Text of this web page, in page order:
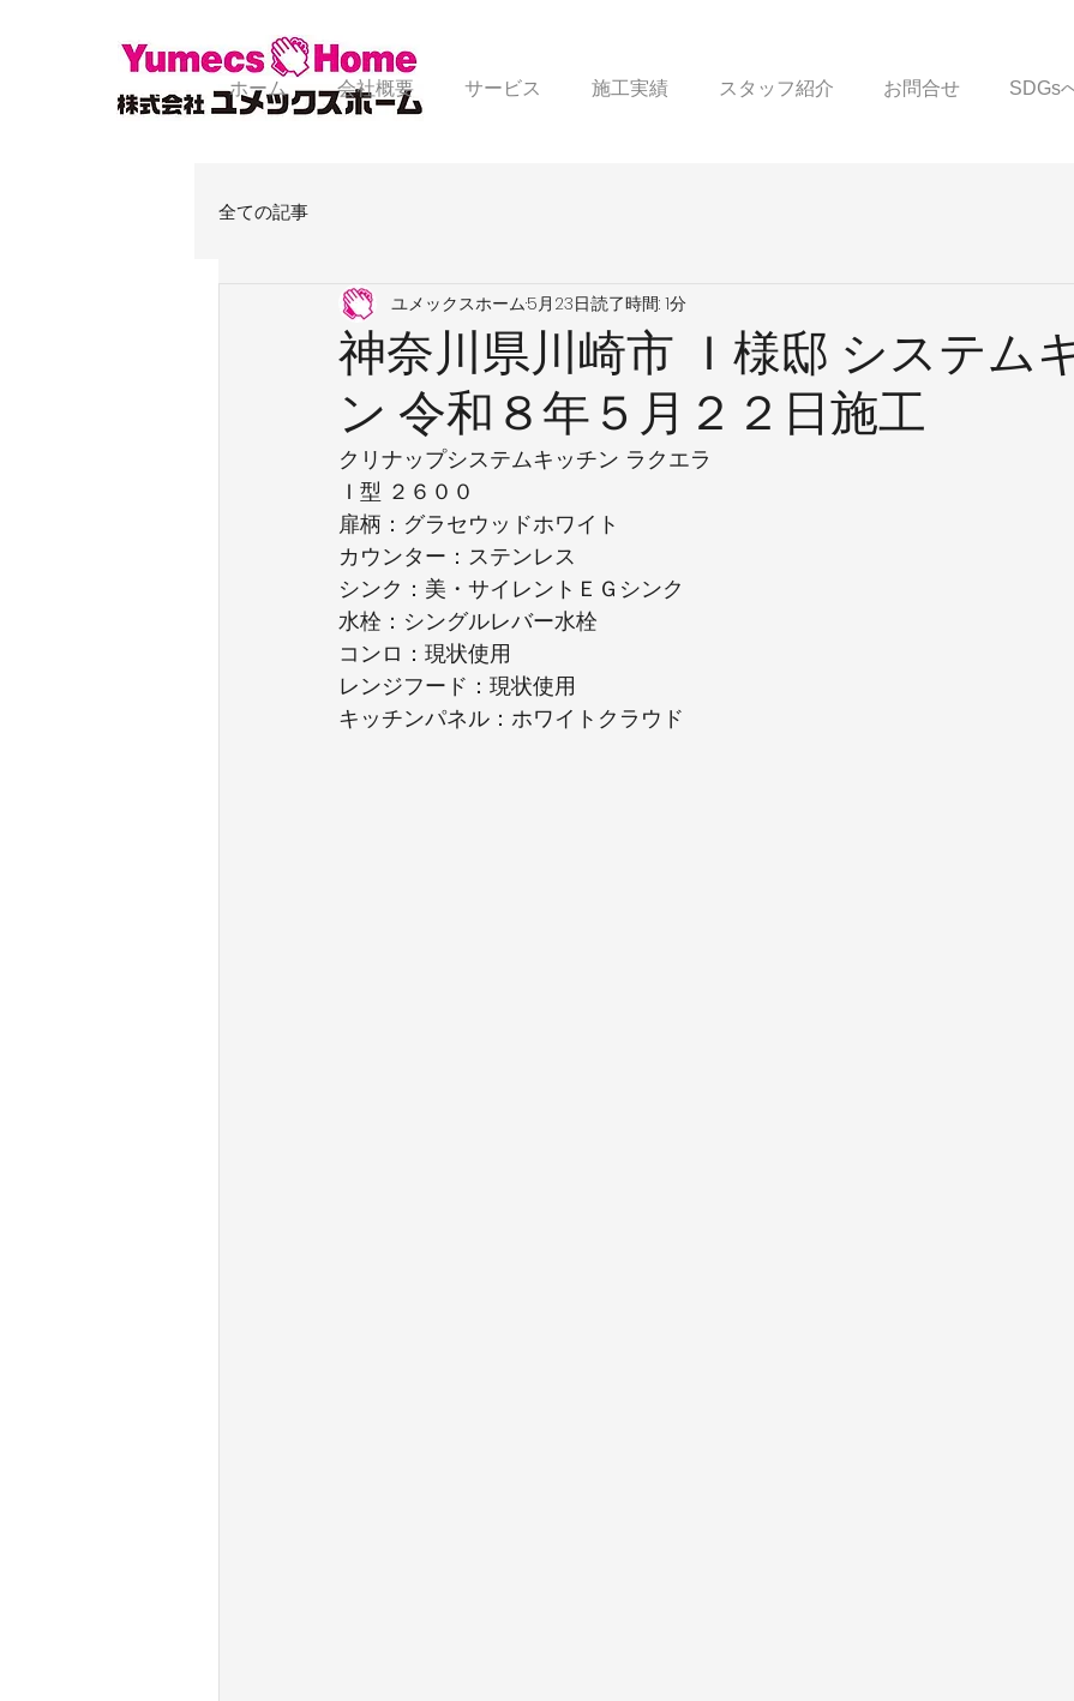
ホーム 会社概要 サービス 施工実績 スタッフ紹介 お問合せ SDGs
全ての記事
神奈川県川崎市 Ｉ様邸 システム
ン 令和８年５月２２日施工
ユメックスホーム5月23日読了時間: 1分
クリナップシステムキッチン ラクエラ
Ｉ型 ２６００
扉柄：グラセウッドホワイト
カウンター：ステンレス
シンク：美・サイレントＥＧシンク
水栓：シングルレバー水栓
コンロ：現状使用
レンジフード：現状使用
キッチンパネル：ホワイトクラウド